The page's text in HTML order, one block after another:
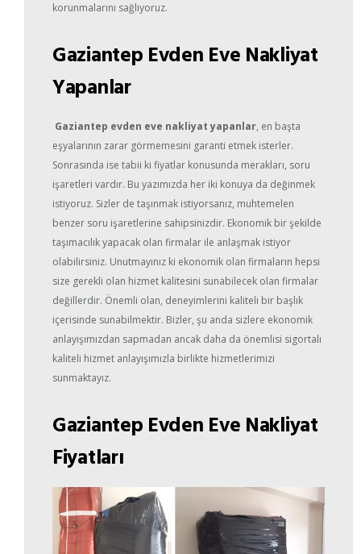
korunmalarını sağlıyoruz.
Gaziantep Evden Eve Nakliyat
Yapanlar
Gaziantep evden eve nakliyat yapanlar, en başta
eşyalarının zarar görmemesini garanti etmek isterler.
Sonrasında ise tabii ki fiyatlar konusunda merakları, soru
işaretleri vardır. Bu yazımızda her iki konuya da değinmek
istiyoruz. Sizler de taşınmak istiyorsanız, muhtemelen
benzer soru işaretlerine sahipsinizdir. Ekonomik bir şekilde
taşımacılık yapacak olan firmalar ile anlaşmak istiyor
olabilirsiniz. Unutmayınız ki ekonomik olan firmaların hepsi
size gerekli olan hizmet kalitesini sunabilecek olan firmalar
değillerdir. Önemli olan, deneyimlerini kaliteli bir başlık
içerisinde sunabilmektir. Bizler, şu anda sizlere ekonomik
anlayışımızdan sapmadan ancak daha da önemlisi sigortalı
kaliteli hizmet anlayışımızla birlikte hizmetlerimizi
sunmaktayız.
Gaziantep Evden Eve Nakliyat
Fiyatları